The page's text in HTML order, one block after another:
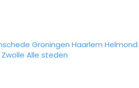
Groningen Haarlem Helmond
Zwolle Alle steden